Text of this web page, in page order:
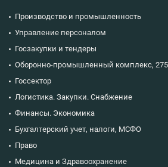
Производство и промышленность
Управление персоналом
Госзакупки и тендеры
Оборонно-промышленный комплекс,
Госсектор
Логистика. Закупки. Снабжение
Финансы. Экономика
Бухгалтерский учет, налоги, МСФО
Право
Медицина и Здравоохранение